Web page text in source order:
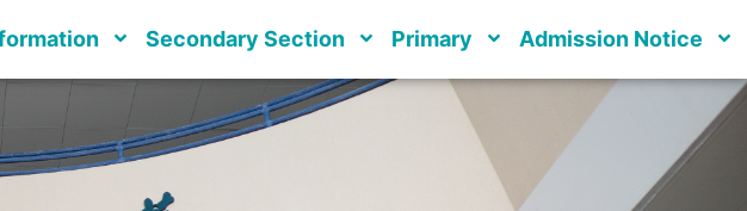
Secondary Section Primary Admission Notice